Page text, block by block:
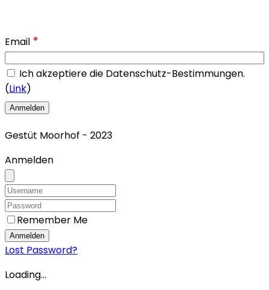
Email *
Ich akzeptiere die Datenschutz-Bestimmungen.
(Link)
Gestüt Moorhof - 2023
Anmelden
Remember Me
Anmelden
Lost Password?
Loading...